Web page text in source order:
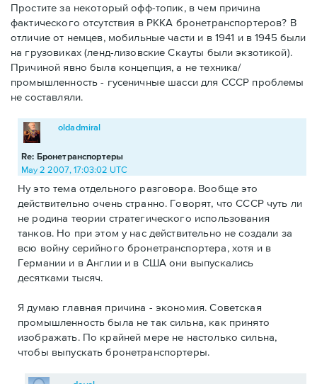
Простите за некоторый офф-топик, в чем причина
фактического отсутствия в РККА бронетранспортеров? В
отличие от немцев, мобильные части и в 1941 и в 1945 были
на грузовиках (ленд-лизовские Скауты были экзотикой).
Причиной явно была концепция, а не техника/
промышленность - гусеничные шасси для СССР проблемы
не составляли.
Re: Бронетранспортеры
oldadmiral
May 2 2007, 17:03:02 UTC
Ну это тема отдельного разговора. Вообще это
действительно очень странно. Говорят, что СССР чуть ли
не родина теории стратегического использования
танков. Но при этом у нас действительно не создали за
всю войну серийного бронетранспортера, хотя и в
Германии и в Англии и в США они выпускались
десятками тысяч.
Я думаю главная причина - экономия. Советская
промышленность была не так сильна, как принято
изображать. По крайней мере не настолько сильна,
чтобы выпускать бронетранспортеры.